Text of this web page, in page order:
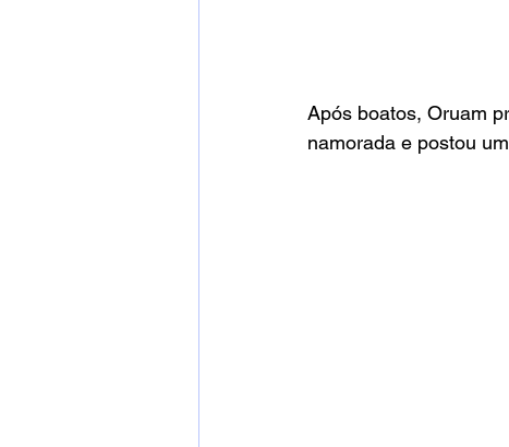
Após boatos, Oruam
namorada e postou um